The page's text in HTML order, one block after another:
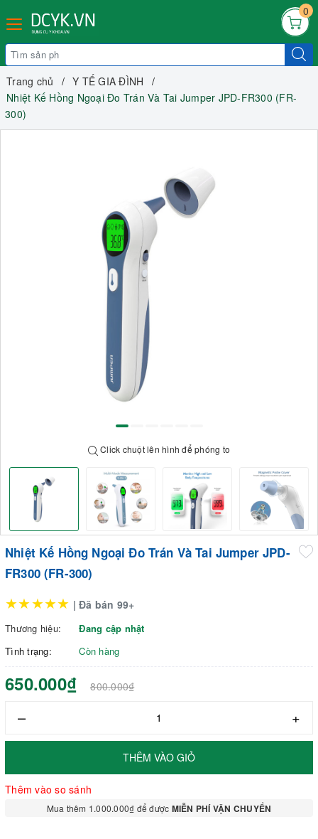
0
Trang chủ
Y TẾ GIA ĐÌNH
Nhiệt Kế Hồng Ngoại Đo Trán Và Tai Jumper JPD-FR300 (FR-
300)
Click chuột lên hình để phóng to
Nhiệt Kế Hồng Ngoại Đo Trán Và Tai Jumper JPD-
FR300 (FR-300)
★★★★★ | Đã bán 99+
Thương hiệu:
Đang cập nhật
Tình trạng:
Còn hàng
650.000₫ 800.000₫
– +
THÊM VÀO GIỎ
Thêm vào so sánh
Mua thêm 1.000.000₫ để được MIỄN PHÍ VẬN CHUYỂN